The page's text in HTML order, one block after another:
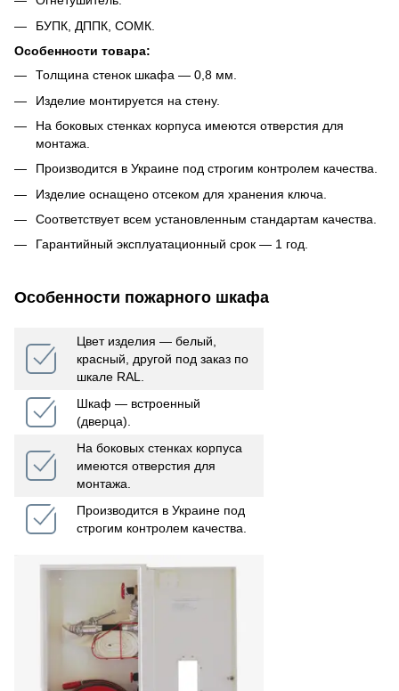
БУПК, ДППК, СОМК.
Особенности товара:
Толщина стенок шкафа ― 0,8 мм.
Изделие монтируется на стену.
На боковых стенках корпуса имеются отверстия для
монтажа.
Производится в Украине под строгим контролем качества.
Изделие оснащено отсеком для хранения ключа.
Соответствует всем установленным стандартам качества.
Гарантийный эксплуатационный срок ― 1 год.
Особенности пожарного шкафа
Цвет изделия ― белый,
красный, другой под заказ по
шкале RAL.
Шкаф — встроенный
(дверца).
На боковых стенках корпуса
имеются отверстия для
монтажа.
Производится в Украине под
строгим контролем качества.